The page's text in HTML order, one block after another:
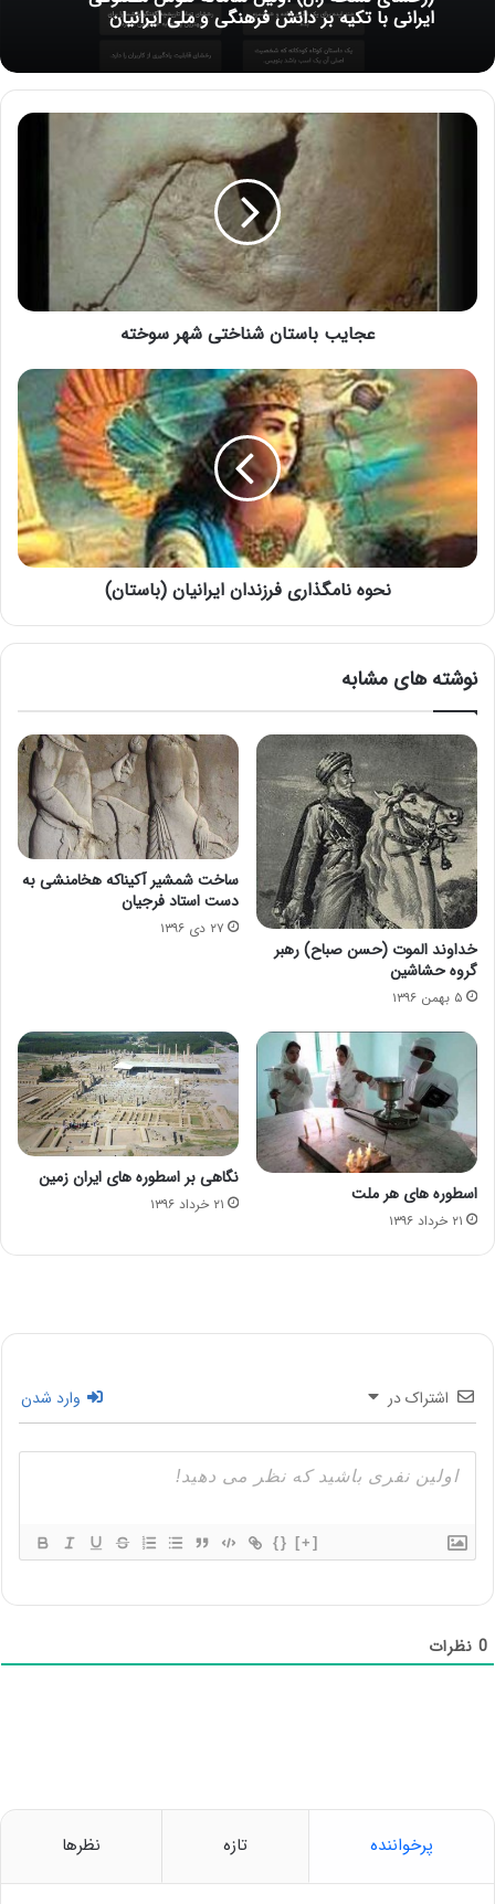
ایرانی با تکیه بر دانش فرهنگی و ملی ایرانیان
عجایب باستان شناختی شهر سوخته
نحوه نامگذاری فرزندان ایرانیان (باستان)
نوشته های مشابه
خداوند الموت (حسن صباح) رهبر
گروه حشاشین
۵ بهمن ۱۳۹۶
ساخت شمشیر آکیناکه هخامنشی به
دست استاد فرجیان
۲۷ دی ۱۳۹۶
اسطوره های هر ملت
۲۱ خرداد ۱۳۹۶
نگاهی بر اسطوره های ایران زمین
۲۱ خرداد ۱۳۹۶
اشتراک در وارد شدن
{} [+]
0 نظرات
پرخواننده تازه نظرها